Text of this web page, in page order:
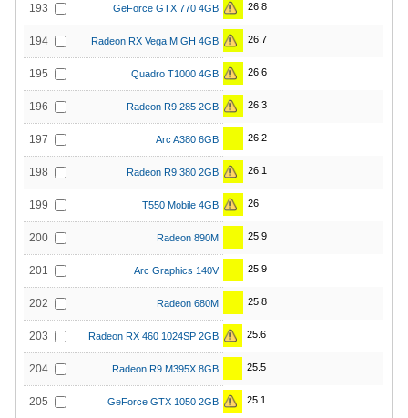
193 GeForce GTX 770 4GB 26.8
194 Radeon RX Vega M GH 4GB 26.7
195 Quadro T1000 4GB 26.6
196 Radeon R9 285 2GB 26.3
197 Arc A380 6GB 26.2
198 Radeon R9 380 2GB 26.1
199 T550 Mobile 4GB 26
200 Radeon 890M 25.9
201 Arc Graphics 140V 25.9
202 Radeon 680M 25.8
203 Radeon RX 460 1024SP 2GB 25.6
204 Radeon R9 M395X 8GB 25.5
205 GeForce GTX 1050 2GB 25.1